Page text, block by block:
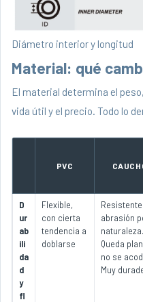
Diámetro interior y longitud
Material: qué
El material determina el
vida útil y el precio. Todo lo
PVC
D
ur
ab
ili
da
d
y
fl
Flexible,
con cierta
tendencia a
doblarse
abrasión
naturaleza.
Queda
no se
Muy